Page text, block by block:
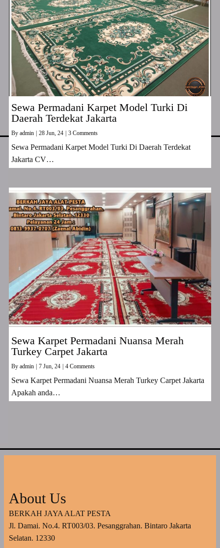
Sewa Permadani Karpet Model Turki Di
Daerah Terdekat Jakarta
By admin 28 Jun, 24 3 Comments
Sewa Permadani Karpet Model Turki Di Daerah Terdekat
Jakarta CV…
Sewa Karpet Permadani Nuansa Merah
Turkey Carpet Jakarta
By admin | 7 Jun, 24 | 4 Comments
Sewa Karpet Permadani Nuansa Merah Turkey Carpet Jakarta
Apakah anda…
About Us
BERKAH JAYA ALAT PESTA
Jl. Damai. No.4. RT003/03. Pesanggrahan. Bintaro Jakarta
Selatan. 12330